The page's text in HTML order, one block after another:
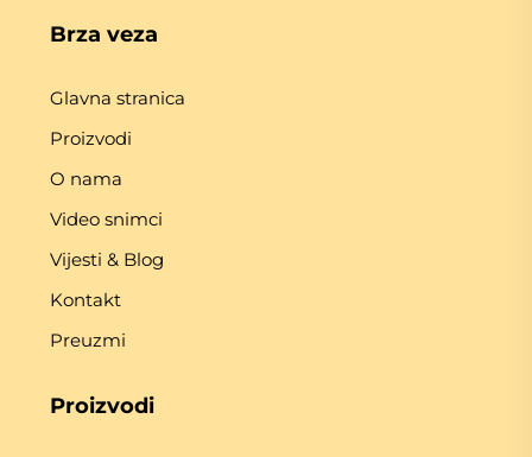
Brza veza
Glavna stranica
Proizvodi
O nama
Video snimci
Vijesti & Blog
Kontakt
Preuzmi
Proizvodi